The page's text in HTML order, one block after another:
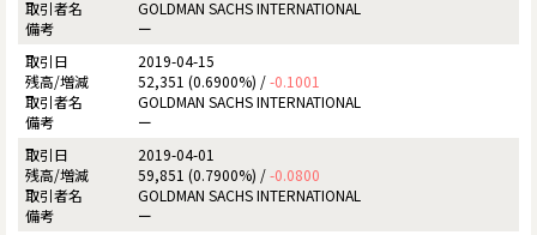
GOLDMAN SACHS INTERNATIONAL
ー
2019-04-15
52,351 (0.6900%) /-0.1001
GOLDMAN SACHS INTERNATIONAL
ー
2019-04-01
59,851 (0.7900%) /-0.0800
GOLDMAN SACHS INTERNATIONAL
ー